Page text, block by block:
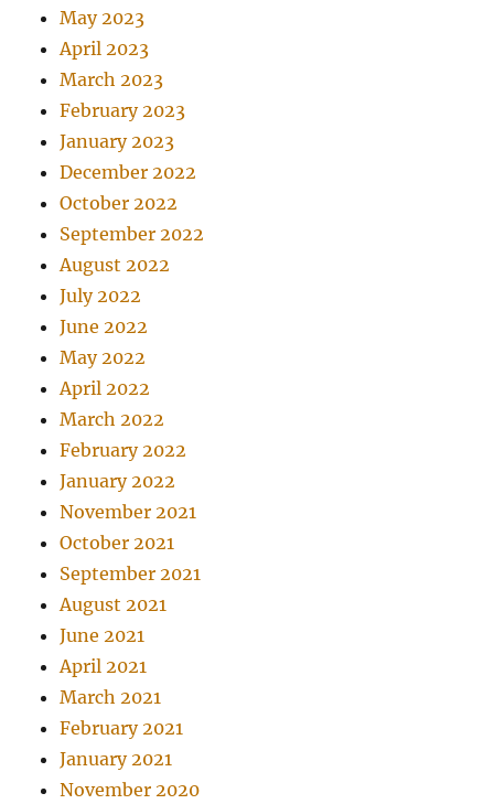
May 2023
April 2023
March 2023
February 2023
January 2023
December 2022
October 2022
September 2022
August 2022
July 2022
June 2022
May 2022
April 2022
March 2022
February 2022
January 2022
November 2021
October 2021
September 2021
August 2021
June 2021
April 2021
March 2021
February 2021
January 2021
November 2020